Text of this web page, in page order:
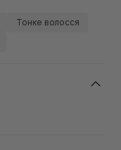
Тонке волосся